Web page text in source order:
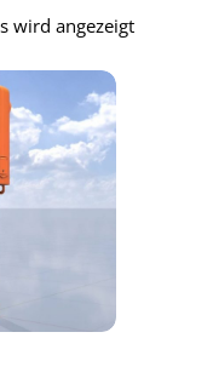
wird angezeigt